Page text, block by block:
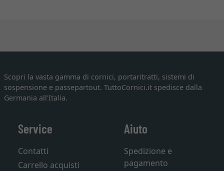
Scopri la vasta gamma di cornici, portaritratti, sistemi di
sospensione e passepartout. TuttoCornici.it spedisce dalla
Germania all'Italia.
Service
Contatti
Carrello acquisti
Aiuto
Spedizione e
pagamento